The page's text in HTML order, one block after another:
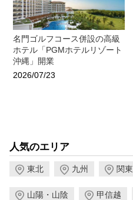
名門ゴルフコース併設の高級
ホテル「PGMホテルリゾート
沖縄」開業
2026/07/23
人気のエリア
東北 九州 関東
山陽・山陰 甲信越